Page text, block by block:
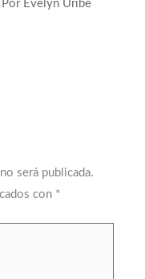
Evelyn Uribe
será publicada.
con *